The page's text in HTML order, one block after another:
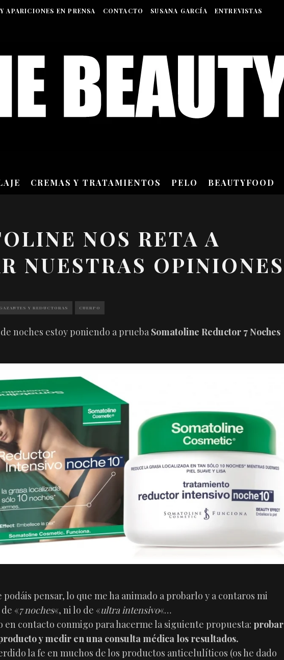
APARICIONES EN PRENSA CONTACTO SUSANA GARCÍA ENTREVISTAS
CREMAS Y TRATAMIENTOS PELO BEAUTYFOOD
NOS RETA A
NUESTRAS OPINIONES
Y REDUCTORAS CUERPO
noches estoy poniendo a prueba Somatoline Reductor 7 Noches
pensar, lo que me ha animado a probarlo y a contaros mi
«7 noches«, ni lo de «ultra intensivo«…
en contacto conmigo para hacerme la siguiente propuesta: probar
y medir en una consulta médica los resultados.
la fe en muchos de los productos anticelulíticos (os he dado